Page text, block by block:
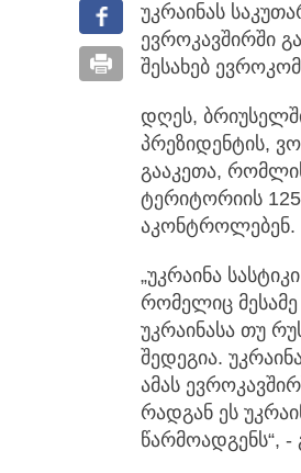
უკრაინას
ევროკავშირში
შესახებ
დღეს,
პრეზიდენტის,
გააკეთა,
ტერიტორიის
აკონტროლებენ.
„უკრაინა
რომელიც
უკრაინასა თუ
შედეგია.
ამას
რადგან ეს
წარმოადგენს“, -